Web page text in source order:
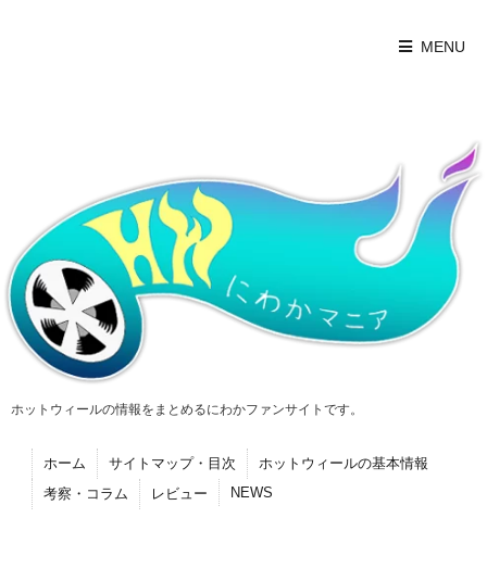
MENU
ホットウィールの情報をまとめるにわかファンサイトです。
ホーム サイトマップ・目次
ホットウィールの基本情報
考察・コラム
レビュー NEWS